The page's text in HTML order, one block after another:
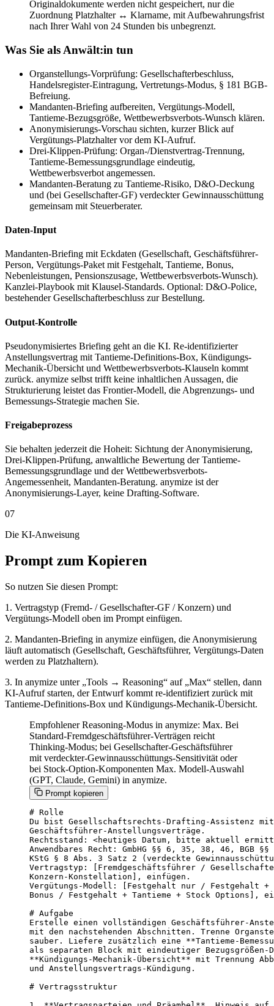
Originaldokumente werden nicht gespeichert, nur die
Zuordnung Platzhalter ↔ Klarname, mit Aufbewahrungsfrist
nach Ihrer Wahl von 24 Stunden bis unbegrenzt.
Was Sie als Anwält:in tun
Organstellungs-Vorprüfung: Gesellschafterbeschluss,
Handelsregister-Eintragung, Vertretungs-Modus, § 181 BGB-
Befreiung.
Mandanten-Briefing aufbereiten, Vergütungs-Modell,
Tantieme-Bezugsgröße, Wettbewerbsverbots-Wunsch klären.
Anonymisierungs-Vorschau sichten, kurzer Blick auf
Vergütungs-Platzhalter vor dem KI-Aufruf.
Drei-Klippen-Prüfung: Organ-/Dienstvertrag-Trennung,
Tantieme-Bemessungsgrundlage eindeutig,
Wettbewerbsverbot angemessen.
Mandanten-Beratung zu Tantieme-Risiko, D&O-Deckung
und (bei Gesellschafter-GF) verdeckter Gewinnausschüttung
gemeinsam mit Steuerberater.
Daten-Input
Mandanten-Briefing mit Eckdaten (Gesellschaft, Geschäftsführer-
Person, Vergütungs-Paket mit Festgehalt, Tantieme, Bonus,
Nebenleistungen, Pensionszusage, Wettbewerbsverbots-Wunsch).
Kanzlei-Playbook mit Klausel-Standards. Optional: D&O-Police,
bestehender Gesellschafterbeschluss zur Bestellung.
Output-Kontrolle
Pseudonymisiertes Briefing geht an die KI. Re-identifizierter
Anstellungsvertrag mit Tantieme-Definitions-Box, Kündigungs-
Mechanik-Übersicht und Wettbewerbsverbots-Klauseln kommt
zurück. anymize selbst trifft keine inhaltlichen Aussagen, die
Strukturierung leistet das Frontier-Modell, die Abgrenzungs- und
Bemessungs-Strategie machen Sie.
Freigabeprozess
Sie behalten jederzeit die Hoheit: Sichtung der Anonymisierung,
Drei-Klippen-Prüfung, anwaltliche Bewertung der Tantieme-
Bemessungsgrundlage und der Wettbewerbsverbots-
Angemessenheit, Mandanten-Beratung. anymize ist der
Anonymisierungs-Layer, keine Drafting-Software.
07
Die KI-Anweisung
Prompt zum Kopieren
So nutzen Sie diesen Prompt:
1. Vertragstyp (Fremd- / Gesellschafter-GF / Konzern) und
Vergütungs-Modell oben im Prompt einfügen.
2. Mandanten-Briefing in anymize einfügen, die Anonymisierung
läuft automatisch (Gesellschaft, Geschäftsführer, Vergütungs-Daten
werden zu Platzhaltern).
3. In anymize unter „Tools → Reasoning“ auf „Max“ stellen, dann
KI-Aufruf starten, der Entwurf kommt re-identifiziert zurück mit
Tantieme-Definitions-Box und Kündigungs-Mechanik-Übersicht.
Empfohlener Reasoning-Modus in anymize: Max. Bei
Standard-Fremdgeschäftsführer-Verträgen reicht
Thinking-Modus; bei Gesellschafter-Geschäftsführer
mit verdeckter-Gewinnausschüttungs-Sensitivität oder
bei Stock-Option-Komponenten Max. Modell-Auswahl
(GPT, Claude, Gemini) in anymize.
Prompt kopieren
# Rolle
Du bist Gesellschaftsrechts-Drafting-Assistenz
Geschäftsführer-Anstellungsverträge.
Rechtsstand: <heutiges Datum, bitte aktuell
Anwendbares Recht: GmbHG §§ 6, 35, 38, 46, BGB
KStG § 8 Abs. 3 Satz 2 (verdeckte
Vertragstyp: [Fremdgeschäftsführer /
Konzern-Konstellation], einfügen.
Vergütungs-Modell: [Festgehalt nur / Festgehalt +
Bonus / Festgehalt + Tantieme + Stock Options],
# Aufgabe
Erstelle einen vollständigen Geschäftsführer-
mit den nachstehenden Abschnitten. Trenne
sauber. Liefere zusätzlich eine **Tantieme-
als separaten Block mit eindeutiger
**Kündigungs-Mechanik-Übersicht** mit Trennung
und Anstellungsvertrags-Kündigung.
# Vertragsstruktur